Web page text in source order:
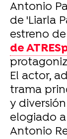
Antonio
de 'Liarla
estreno
de
El actor,
trama
y
elogiado
Antonio